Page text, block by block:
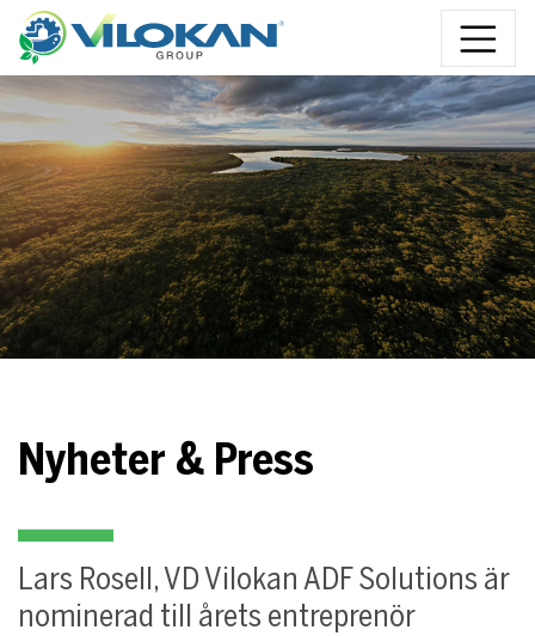
Hoppa till innehåll
Nyheter & Press
Lars Rosell, VD Vilokan ADF Solutions är
nominerad till årets entreprenör